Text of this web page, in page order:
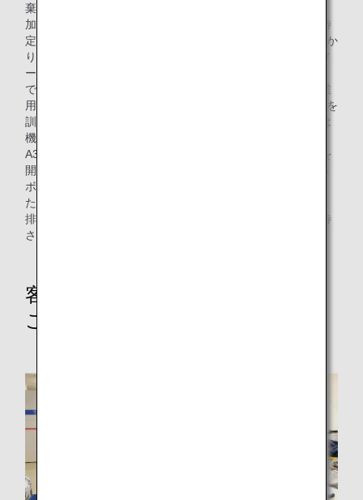
棄と判断されたものを約200点収集し、廃棄の原因の究明に
加え、修理が可能かを一つひとつ精査し、不具合の傾向を特
定した結果、約8割のカーテンは再生が可能ということがわか
りました。修理に用いるマテリアルの調査と入手には機体メ
ーカー、カーテン製作会社や部品製造会社との調整が必要
で、多大な時間を要しました。また、修理を行うために工業
用ミシンを新たに購入して4名の整備士にミシンの使用方法を
訓練し、修理の体制を整えました。カーテンの種類や枚数は
機種によって異なりますが、エアバスA320型機、エアバス
A321型機、ボーイング777型機（一部仕様除く）から運用を
開始しており、2024年4月からANAが最も多く保有している
ボーイング787型機のカーテンの一部で運用を開始しまし
た。廃棄されるカーテンの約半数はボーイング787型機から
排出されるため、今後カーテン再生利用の大きな効果が期待
されます。
客室カーテン再生の様子を写真で
ご紹介